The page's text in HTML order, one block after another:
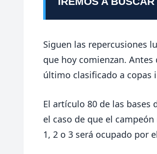
Siguen las repercusiones
que hoy comienzan.
último clasificado a copas
El artículo 80 de las bases
el caso de que el
1, 2 o 3 será ocupado por